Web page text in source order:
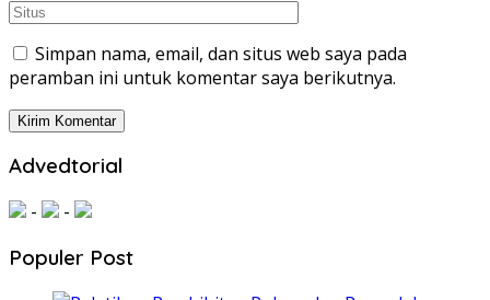
Simpan nama, email, dan situs web saya pada
peramban ini untuk komentar saya berikutnya.
Advedtorial
- -
Populer Post